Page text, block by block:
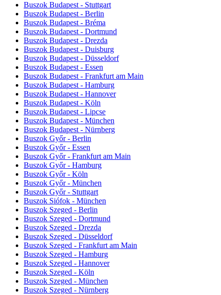
Buszok Budapest - Stuttgart
Buszok Budapest - Berlin
Buszok Budapest - Bréma
Buszok Budapest - Dortmund
Buszok Budapest - Drezda
Buszok Budapest - Duisburg
Buszok Budapest - Düsseldorf
Buszok Budapest - Essen
Buszok Budapest - Frankfurt am Main
Buszok Budapest - Hamburg
Buszok Budapest - Hannover
Buszok Budapest - Köln
Buszok Budapest - Lipcse
Buszok Budapest - München
Buszok Budapest - Nürnberg
Buszok Győr - Berlin
Buszok Győr - Essen
Buszok Győr - Frankfurt am Main
Buszok Győr - Hamburg
Buszok Győr - Köln
Buszok Győr - München
Buszok Győr - Stuttgart
Buszok Siófok - München
Buszok Szeged - Berlin
Buszok Szeged - Dortmund
Buszok Szeged - Drezda
Buszok Szeged - Düsseldorf
Buszok Szeged - Frankfurt am Main
Buszok Szeged - Hamburg
Buszok Szeged - Hannover
Buszok Szeged - Köln
Buszok Szeged - München
Buszok Szeged - Nürnberg